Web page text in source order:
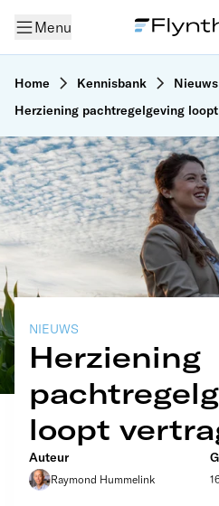
Menu
Home Kennisbank
Nieuws
Herziening pachtregelgeving
Herziening
loopt
NIEUWS
Auteur
Raymond Hummelink